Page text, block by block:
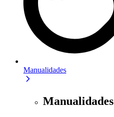
Manualidades
Manualidades